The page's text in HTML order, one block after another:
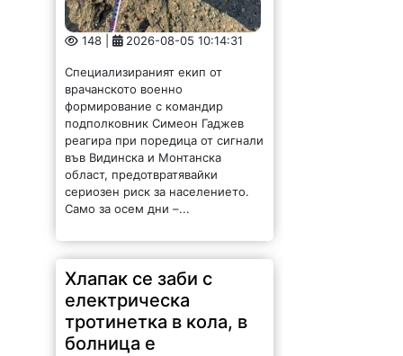
148 | 2026-08-05 10:14:31
Специализираният екип от
врачанското военно
формирование с командир
подполковник Симеон Гаджев
реагира при поредица от сигнали
във Видинска и Монтанска
област, предотвратявайки
сериозен риск за населението.
Само за осем дни –...
Хлапак се заби с
електрическа
тротинетка в кола, в
болница е